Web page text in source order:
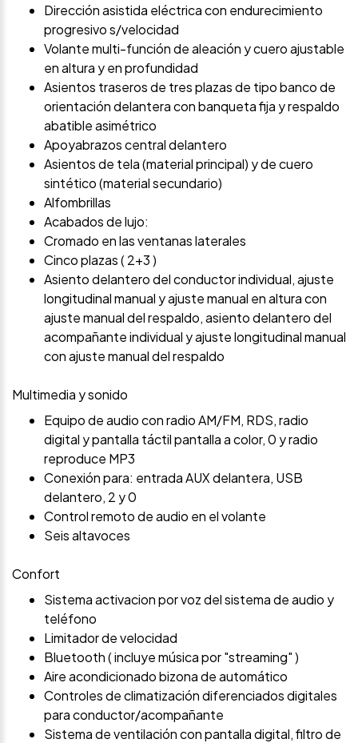
Dirección asistida eléctrica con endurecimiento
progresivo s/velocidad
Volante multi-función de aleación y cuero ajustable
en altura y en profundidad
Asientos traseros de tres plazas de tipo banco de
orientación delantera con banqueta fija y respaldo
abatible asimétrico
Apoyabrazos central delantero
Asientos de tela (material principal) y de cuero
sintético (material secundario)
Alfombrillas
Acabados de lujo:
Cromado en las ventanas laterales
Cinco plazas ( 2+3 )
Asiento delantero del conductor individual, ajuste
longitudinal manual y ajuste manual en altura con
ajuste manual del respaldo, asiento delantero del
acompañante individual y ajuste longitudinal manual
con ajuste manual del respaldo
Multimedia y sonido
Equipo de audio con radio AM/FM, RDS, radio
digital y pantalla táctil pantalla a color, 0 y radio
reproduce MP3
Conexión para: entrada AUX delantera, USB
delantero, 2 y 0
Control remoto de audio en el volante
Seis altavoces
Confort
Sistema activacion por voz del sistema de audio y
teléfono
Limitador de velocidad
Bluetooth ( incluye música por "streaming" )
Aire acondicionado bizona de automático
Controles de climatización diferenciados digitales
para conductor/acompañante
Sistema de ventilación con pantalla digital, filtro de